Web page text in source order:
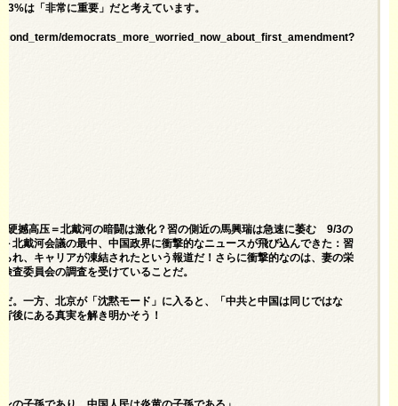
は「非常に重要」だと考えています。
democrats_more_worried_now_about_first_amendment?
撼高压＝北戴河の暗闘は激化？習の側近の馬興瑞は急速に萎む 9/3の
北戴河会議の最中、中国政界に衝撃的なニュースが飛び込んできた：習
れ、キャリアが凍結されたという報道だ！さらに衝撃的なのは、妻の栄
査委員会の調査を受けていることだ。
。一方、北京が「沈黙モード」に入ると、「中共と中国は同じではな
後にある真実を解き明かそう！